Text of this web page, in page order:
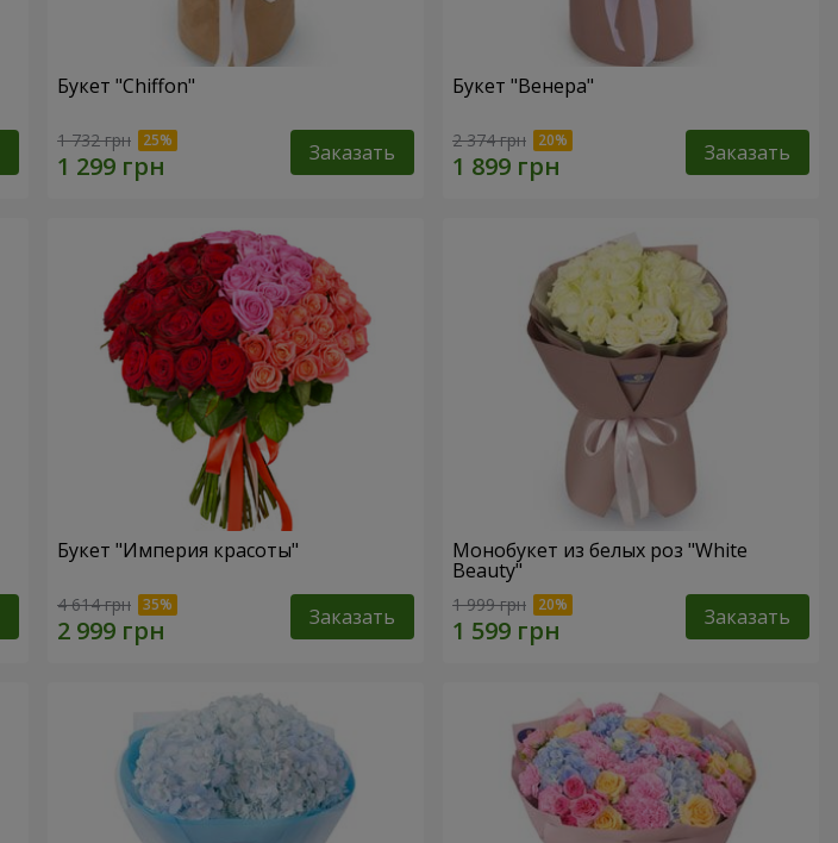
Букет "Chiffon"
1 732 грн Заказать
Букет "Венера"
2 374 грн Заказать
Букет "Империя красоты"
4 614 грн Заказать
Монобукет из белых роз "White
Beauty"
1 999 грн Заказать